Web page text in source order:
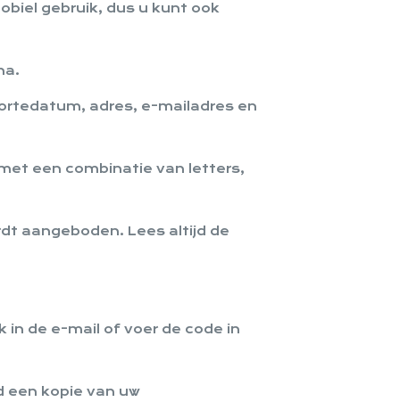
gebruik, dus u kunt ook
adres, e-mailadres en
een combinatie van letters,
aangeboden. Lees altijd de
in de e-mail of voer de code in
een kopie van uw